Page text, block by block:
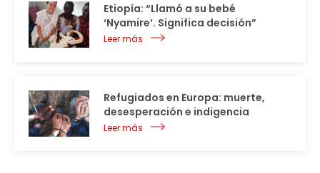
Etiopía: “Llamó a su bebé
‘Nyamire’. Significa decisión”
Leer más
Refugiados en Europa: muerte,
desesperación e indigencia
Leer más